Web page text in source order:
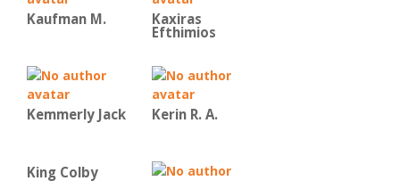
Kaufman Μ. Kaxiras
Efthimios
Kemmerly Jack Kerin R. A.
King Colby